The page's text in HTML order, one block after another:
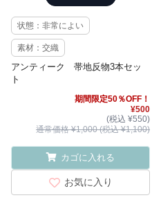
状態：非常によい
素材：交織
アンティーク 帯地反物3本セッ
ト
期間限定50％OFF！
¥500
(税込 ¥550)
通常価格 ¥1,000 (税込 ¥1,100)
カゴに入れる
お気に入り